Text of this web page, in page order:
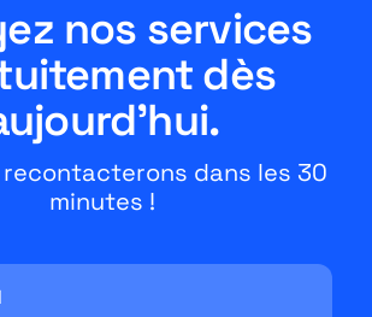
nos services
dès
recontacterons dans les 30
minutes !